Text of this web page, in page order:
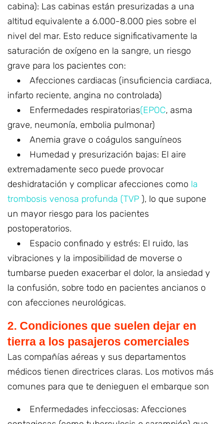
cabina): Las cabinas están presurizadas a una
altitud equivalente a 6.000-8.000 pies sobre el
nivel del mar. Esto reduce significativamente la
saturación de oxígeno en la sangre, un riesgo
grave para los pacientes con:
Afecciones cardiacas (insuficiencia cardiaca,
infarto reciente, angina no controlada)
Enfermedades respiratorias(EPOC, asma
grave, neumonía, embolia pulmonar)
Anemia grave o coágulos sanguíneos
Humedad y presurización bajas: El aire
extremadamente seco puede provocar
deshidratación y complicar afecciones como la
trombosis venosa profunda (TVP ), lo que supone
un mayor riesgo para los pacientes
postoperatorios.
Espacio confinado y estrés: El ruido, las
vibraciones y la imposibilidad de moverse o
tumbarse pueden exacerbar el dolor, la ansiedad y
la confusión, sobre todo en pacientes ancianos o
con afecciones neurológicas.
2. Condiciones que suelen dejar en
tierra a los pasajeros comerciales
Las compañías aéreas y sus departamentos
médicos tienen directrices claras. Los motivos más
comunes para que te denieguen el embarque son
Enfermedades infecciosas: Afecciones